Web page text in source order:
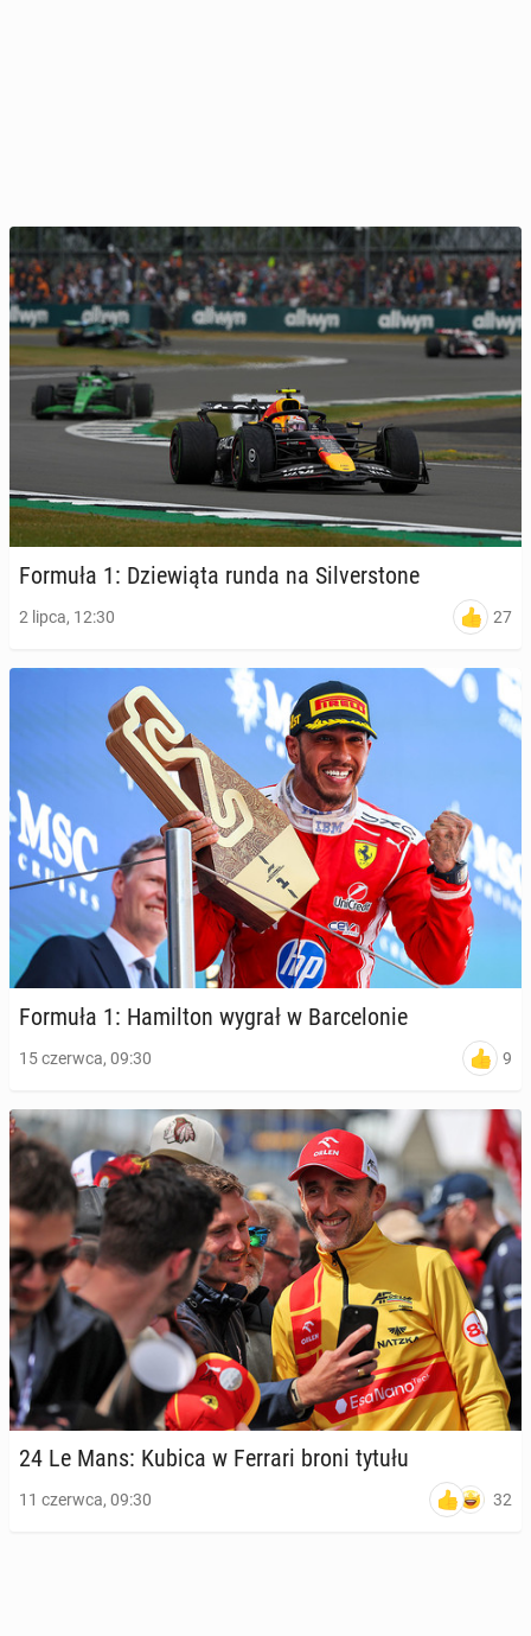
Formuła 1: Dzie­wią­ta runda na Si­lver­sto­ne
2 lipca, 12:30 27
Formuła 1: Ha­mil­ton wygrał w Bar­ce­lo­nie
15 czerwca, 09:30 9
24 Le Mans: Kubica w Ferrari broni tytułu
11 czerwca, 09:30 32